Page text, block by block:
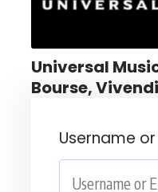
Universal
Bourse,
Username